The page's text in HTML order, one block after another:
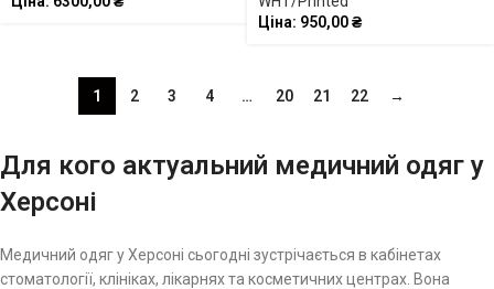
Ціна: 950,00₴
1 2 3 4 … 20 21 22 →
Для кого актуальний медичний одяг у
Херсоні
Медичний одяг у Херсоні сьогодні зустрічається в кабінетах
стоматології, клініках, лікарнях та косметичних центрах. Вона